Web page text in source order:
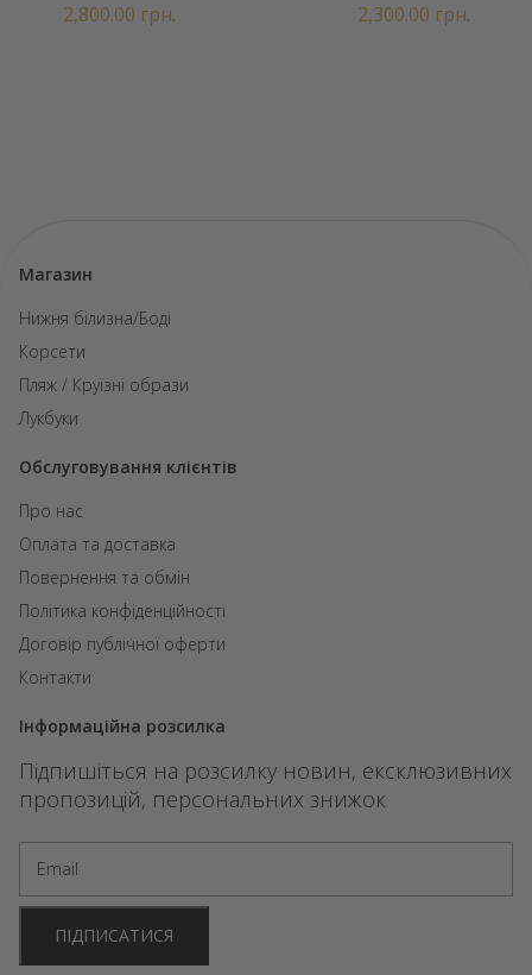
2,800.00 грн. 2,300.00 грн.
Магазин
Нижня білизна/Боді
Корсети
Пляж / Круїзні образи
Лукбуки
Обслуговування клієнтів
Про нас
Оплата та доставка
Повернення та обмін
Політика конфіденційності
Договір публічної оферти
Контакти
Інформаційна розсилка
Підпишіться на розсилку новин, ексклюзивних
пропозицій, персональних знижок
ПІДПИСАТИСЯ